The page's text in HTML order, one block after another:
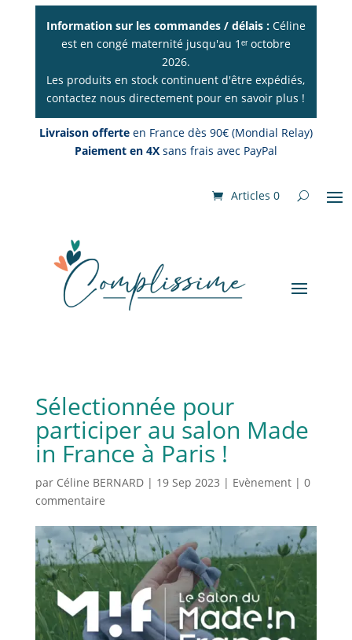
Information sur les commandes / délais : Céline
est en congé maternité jusqu'au 1ᵉʳ octobre
2026.
Les produits en stock continuent d'être expédiés,
contactez nous directement pour en savoir plus !
Livraison offerte en France dès 90€ (Mondial Relay)
Paiement en 4X sans frais avec PayPal
Articles 0
Sélectionnée pour
participer au salon Made
in France à Paris !
par Céline BERNARD| 19 Sep 2023 | Evènement| 0
commentaire